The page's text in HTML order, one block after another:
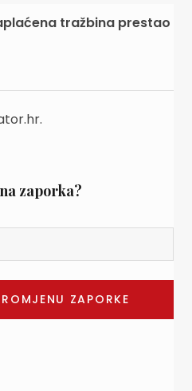
tražbina prestao
zaporka?